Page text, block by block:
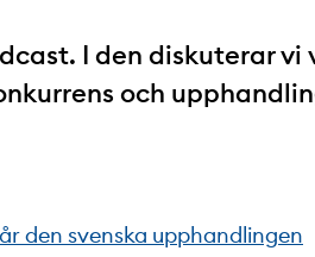
I den diskuterar vi
och
den svenska upphandlingen